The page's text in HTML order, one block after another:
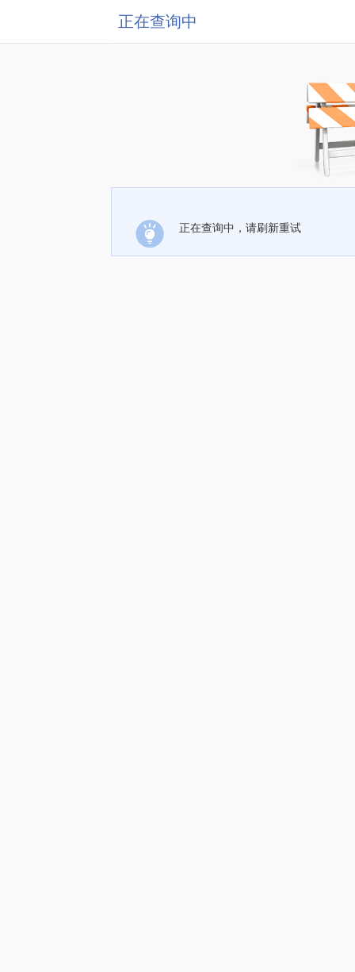
正在查询中
正在查询中，请刷新重试